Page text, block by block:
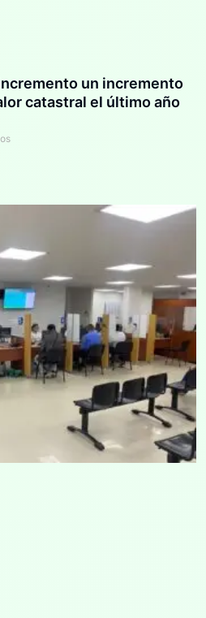
un incremento
catastral el último año